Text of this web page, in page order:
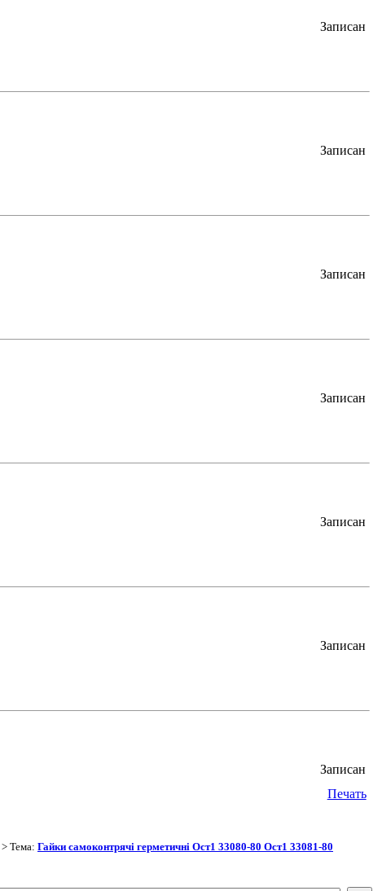
Записан
Записан
Записан
Записан
Записан
Записан
Записан
Печать
> Тема: Гайки самоконтрячі герметичні Ост1 33080-80 Ост1 33081-80